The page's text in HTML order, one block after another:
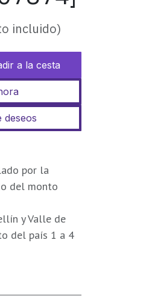
incluido)
a la cesta
deseos
por la
del monto
y Valle de
del país 1 a 4